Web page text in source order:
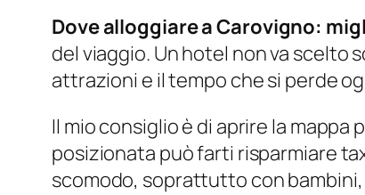
Dove alloggiare a Carovigno:
del viaggio. Un hotel non va scelto
attrazioni e il tempo che si perde
Il mio consiglio è di aprire la
posizionata può farti risparmiare
scomodo, soprattutto con